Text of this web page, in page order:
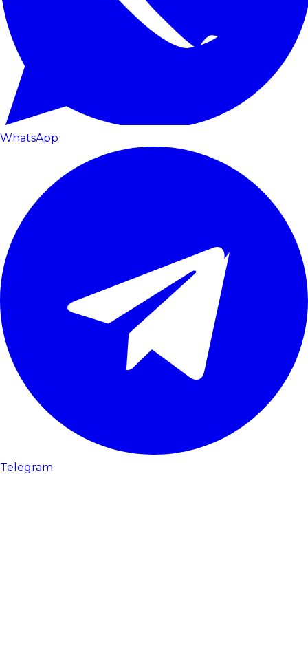
WhatsApp
Telegram